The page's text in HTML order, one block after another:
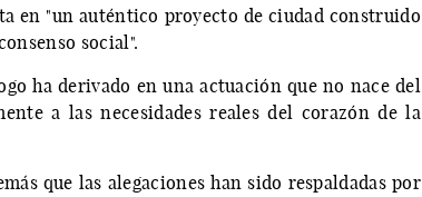
en "un auténtico proyecto de ciudad construido
social".
ha derivado en una actuación que no nace del
a las necesidades reales del corazón de la
que las alegaciones han sido respaldadas por